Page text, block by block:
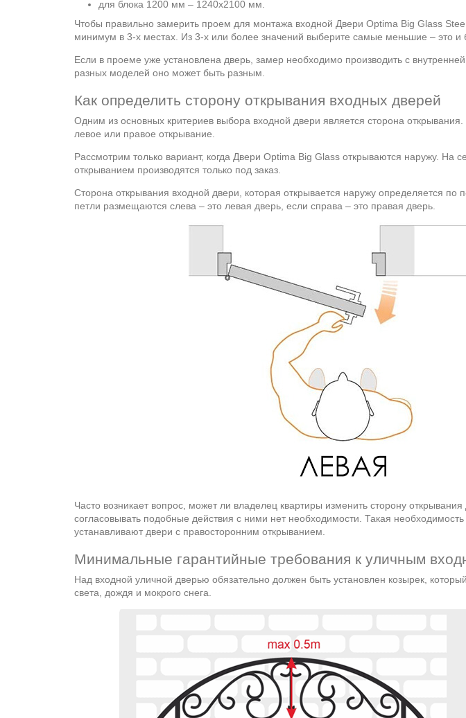
для блока 1200 мм – 1240х2100 мм.
Чтобы правильно замерить проем для монтажа входной Двери Optima Big Glass
минимум в 3-х местах. Из 3-х или более значений выберите самые меньшие – это и
Если в проеме уже установлена дверь, замер необходимо производить с
разных моделей оно может быть разным.
Как определить сторону открывания входных дверей
Одним из основных критериев выбора входной двери является сторона
левое или правое открывание.
Рассмотрим только вариант, когда Двери Optima Big Glass открываются наружу. На
открыванием производятся только под заказ.
Сторона открывания входной двери, которая открывается наружу определяется
петли размещаются слева – это левая дверь, если справа – это правая дверь.
Часто возникает вопрос, может ли владелец квартиры изменить сторону
согласовывать подобные действия с ними нет необходимости. Такая
устанавливают двери с правосторонним открыванием.
Минимальные гарантийные требования к уличным
Над входной уличной дверью обязательно должен быть установлен козырек,
света, дождя и мокрого снега.